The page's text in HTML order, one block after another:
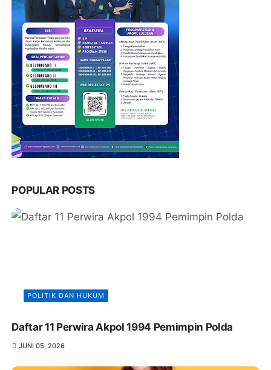
POPULAR POSTS
POLITIK DAN HUKUM
Daftar 11 Perwira Akpol 1994 Pemimpin Polda
JUNI 05, 2026